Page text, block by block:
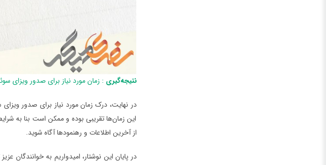
نتیجه‌گیری : زمان مورد نیاز برای صدور ویزای
در نهایت، درک زمان مورد نیاز برای صدور
این زمان‌ها تقریبی بوده و ممکن است بنا به
از آخرین اطلاعات و رهنمودها آگاه شوید.
در پایان این نوشتار، امیدواریم به خوانندگان